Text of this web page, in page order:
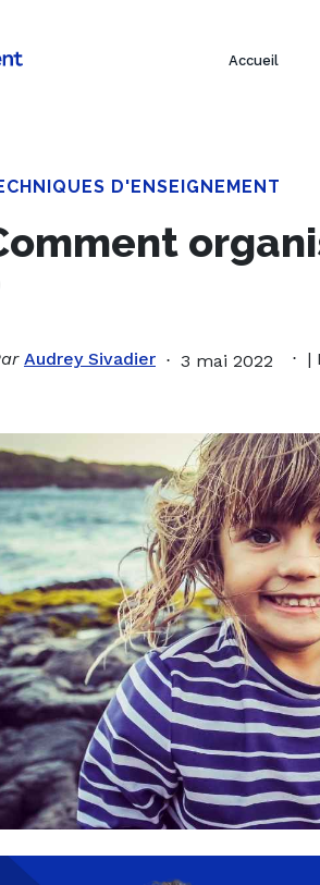
Accueil
D'ENSEIGNEMENT
Audrey Sivadier 3 mai 2022 |